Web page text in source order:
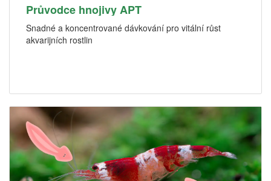
Průvodce hnojivy APT
Snadné a koncentrované dávkování pro vitální růst
akvarijních rostlin